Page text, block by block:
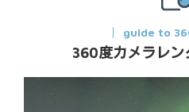
guide to
360度カメラレン